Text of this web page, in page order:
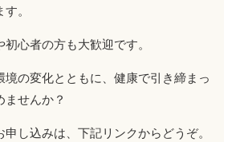
。
心者の方も大歓迎です。
境の変化とともに、健康で引き締まっ
ませんか？
し込みは、下記リンクからどうぞ。